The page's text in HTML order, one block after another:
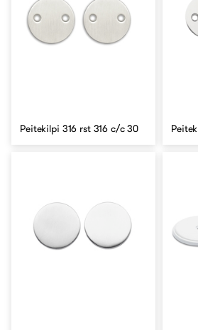
Peitekilpi 316 rst 316 c/c 30